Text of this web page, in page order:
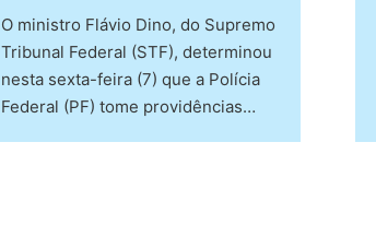
O ministro Flávio Dino, do Supremo
Tribunal Federal (STF), determinou
nesta sexta-feira (7) que a Polícia
Federal (PF) tome providências…